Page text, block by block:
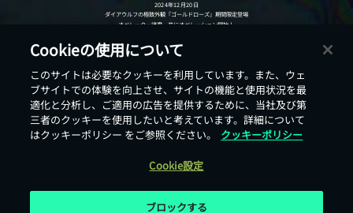
戻る
Cookieの使用について
このサイトは必要なクッキーを利用しています。また、ウェ
ブサイトでの体験を向上させ、サイトの機能と使用状況を最
適化と分析し、ご適用の広告を提供するために、当社及び第
三者のクッキーを使用したいと考えています。詳細について
はクッキーポリシー をご参照ください。
クッキーポリシー
Cookie設定
ブロックする